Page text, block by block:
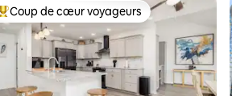
de cœur voyageurs les plus appréciés
Coup de cœur voyageurs